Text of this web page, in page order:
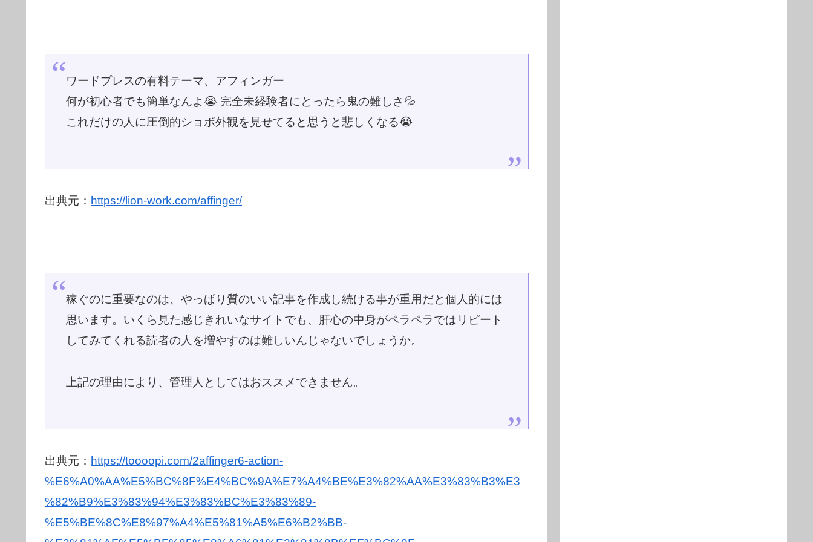
ワードプレスの有料テーマ、アフィンガー
何が初心者でも簡単なんよ😭 完全未経験者にとったら鬼の難しさ💦
これだけの人に圧倒的ショボ外観を見せてると思うと悲しくなる😭
出典元： https://lion-work.com/affinger/
稼ぐのに重要なのは、やっぱり質のいい記事を作成し続ける事が重用だと個人的には
思います。いくら見た感じきれいなサイトでも、肝心の中身がペラペラではリピート
してみてくれる読者の人を増やすのは難しいんじゃないでしょうか。
上記の理由により、管理人としてはおススメできません。
出典元： https://toooopi.com/2affinger6-action-
%E6%A0%AA%E5%BC%8F%E4%BC%9A%E7%A4%BE%E3%82%AA%E3%83%B3%E3
%82%B9%E3%83%94%E3%83%BC%E3%83%89-
%E5%BE%8C%E8%97%A4%E5%81%A5%E6%B2%BB-